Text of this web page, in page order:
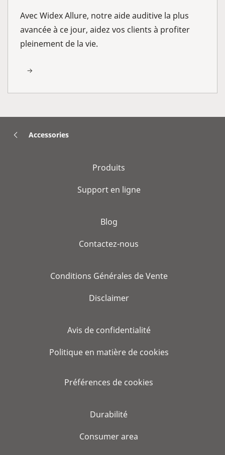
Avec Widex Allure, notre aide auditive la plus
avancée à ce jour, aidez vos clients à profiter
pleinement de la vie.
Accessories
Produits
Support en ligne
Blog
Contactez-nous
Conditions Générales de Vente
Disclaimer
Avis de confidentialité
Politique en matière de cookies
Préférences de cookies
Durabilité
Consumer area